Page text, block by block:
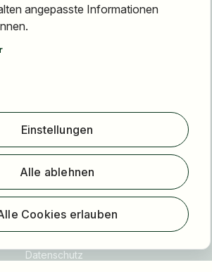
Registrierung
Blog
Newsletter
Unsere Partner
Datenschutz
angepasste Informationen
Einstellungen
Alle ablehnen
Cookies erlauben